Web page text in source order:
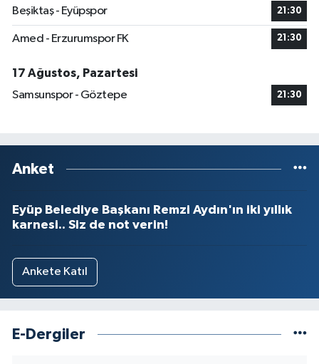
Beşiktaş - Eyüpspor 21:30
Amed - Erzurumspor FK 21:30
17 Ağustos, Pazartesi
Samsunspor - Göztepe
21:30
Anket
Eyüp Belediye Başkanı Remzi Aydın'ın iki yıllık
karnesi.. Siz de not verin!
Ankete Katıl
E-Dergiler